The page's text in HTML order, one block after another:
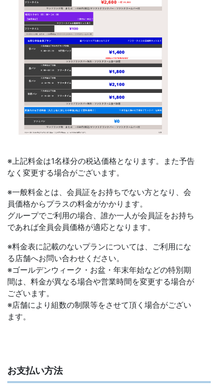
※上記料金は1名様分の税込価格となります。また予告
なく変更する場合がございます。
※一般料金とは、会員証をお持ちでない方となり、会
員価格からプラスの料金がかかります。
グループでご利用の場合、誰か一人が会員証をお持ち
であれば全員会員価格が適応となります。
※料金表に記載のないプランについては、ご利用にな
る店舗へお問い合わせください。
※ゴールデンウィーク・お盆・年末年始などの特別期
間は、料金が異なる場合や営業時間を変更する場合が
ございます。
※店舗により組数の制限等をさせて頂く場合がござい
ます。
お支払い方法